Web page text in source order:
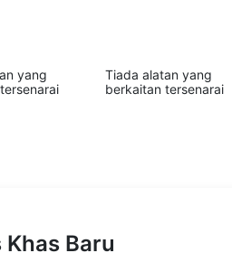
yang
Tiada alatan yang
berkaitan tersenarai
Baru